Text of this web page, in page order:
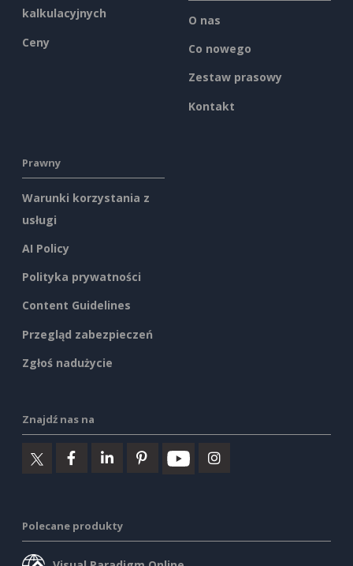
kalkulacyjnych
Ceny
O nas
Co nowego
Zestaw prasowy
Kontakt
Prawny
Warunki korzystania z
usługi
AI Policy
Polityka prywatności
Content Guidelines
Przegląd zabezpieczeń
Zgłoś nadużycie
Znajdź nas na
Polecane produkty